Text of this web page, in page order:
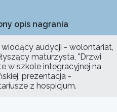
opis nagrania
wiodący audycji - wolontariat,
maturzysta, "Drzwi
w szkole integracyjnej na
prezentacja -
z hospicjum.